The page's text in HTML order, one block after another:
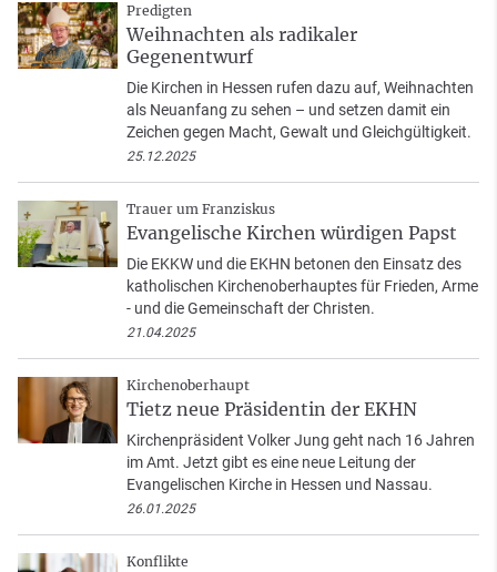
Predigten
Weihnachten als radikaler
Gegenentwurf
Die Kirchen in Hessen rufen dazu auf, Weihnachten
als Neuanfang zu sehen – und setzen damit ein
Zeichen gegen Macht, Gewalt und Gleichgültigkeit.
25.12.2025
Trauer um Franziskus
Evangelische Kirchen würdigen Papst
Die EKKW und die EKHN betonen den Einsatz des
katholischen Kirchenoberhauptes für Frieden, Arme
- und die Gemeinschaft der Christen.
21.04.2025
Kirchenoberhaupt
Tietz neue Präsidentin der EKHN
Kirchenpräsident Volker Jung geht nach 16 Jahren
im Amt. Jetzt gibt es eine neue Leitung der
Evangelischen Kirche in Hessen und Nassau.
26.01.2025
Konflikte